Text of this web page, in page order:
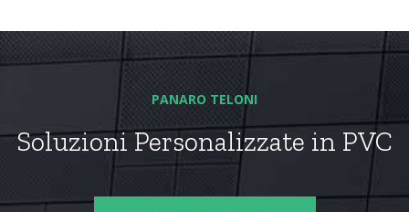
PANARO TELONI
Soluzioni Personalizzate in PVC